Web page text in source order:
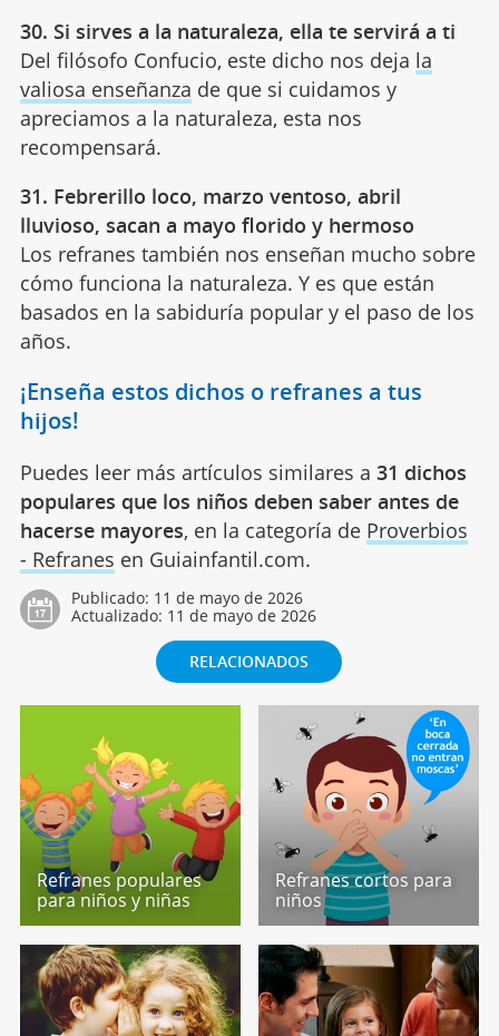
30. Si sirves a la naturaleza, ella te servirá a ti
Del filósofo Confucio, este dicho nos deja la
valiosa enseñanza de que si cuidamos y
apreciamos a la naturaleza, esta nos
recompensará.
31. Febrerillo loco, marzo ventoso, abril
lluvioso, sacan a mayo florido y hermoso
Los refranes también nos enseñan mucho sobre
cómo funciona la naturaleza. Y es que están
basados en la sabiduría popular y el paso de los
años.
¡Enseña estos dichos o refranes a tus
hijos!
Puedes leer más artículos similares a 31 dichos
populares que los niños deben saber antes de
hacerse mayores, en la categoría de Proverbios
- Refranes en Guiainfantil.com.
Publicado: 11 de mayo de 2026
Actualizado: 11 de mayo de 2026
RELACIONADOS
Refranes populares
para niños y niñas
Refranes cortos para
niños